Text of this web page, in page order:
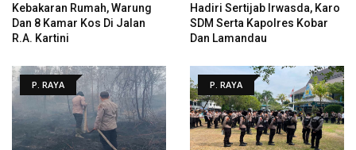
Kebakaran Rumah, Warung
Dan 8 Kamar Kos Di Jalan
R.A. Kartini
Hadiri Sertijab Irwasda, Karo
SDM Serta Kapolres Kobar
Dan Lamandau
P. RAYA P. RAYA